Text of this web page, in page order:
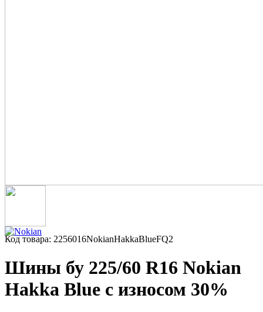
Код товара: 2256016NokianHakkaBlueFQ2
Шины бу 225/60 R16 Nokian
Hakka Blue с износом 30%